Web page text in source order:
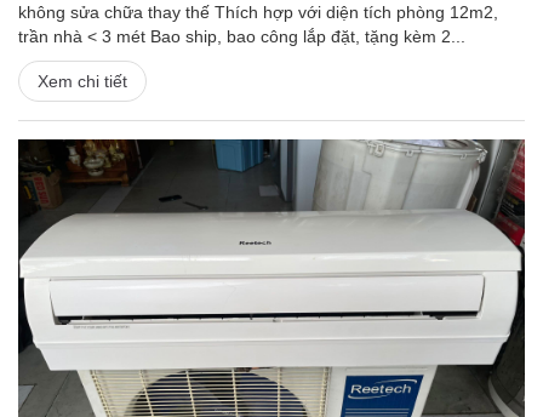
không sửa chữa thay thế Thích hợp với diện tích phòng 12m2,
trần nhà < 3 mét Bao ship, bao công lắp đặt, tặng kèm 2...
Xem chi tiết